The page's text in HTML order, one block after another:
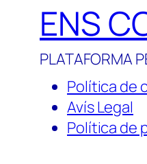
ENS
PLATAFORMA
Política de
Avís Legal
Política de